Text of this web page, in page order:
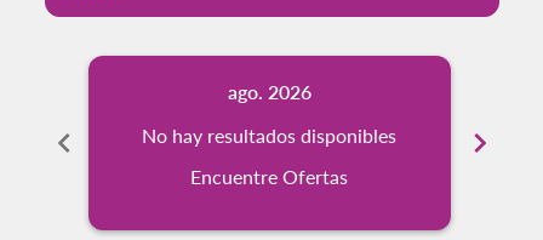
chevron_left
ago. 2026
No hay resultados disponibles
Encuentre Ofertas
chevron_right